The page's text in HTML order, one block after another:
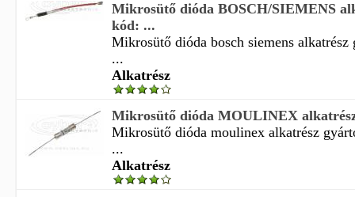
Mikrosütő dióda BOSCH/SIEMENS
kód: ...
Mikrosütő dióda bosch siemens
...
Alkatrész
Mikrosütő dióda MOULINEX
Mikrosütő dióda moulinex alkatrész
...
Alkatrész